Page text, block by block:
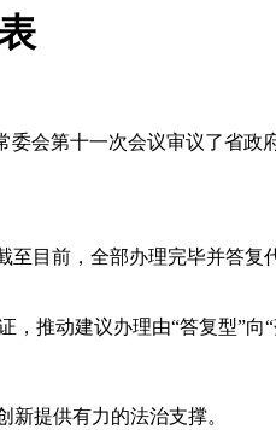
会第十一次会议审议了省政
目前，全部办理完毕并答复
推动建议办理由“答复型”向“
提供有力的法治支撑。